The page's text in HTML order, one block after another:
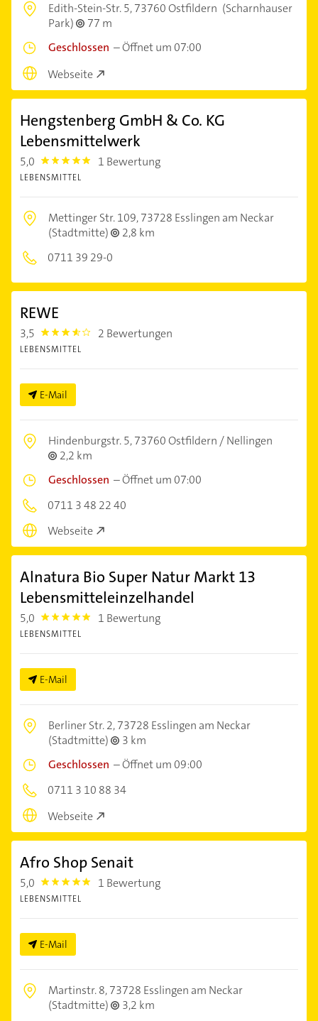
Edith-Stein-Str. 5,73760 Ostfildern (Scharnhauser
Park)
77 m
Geschlossen –Öffnet um 07:00
Webseite
Hengstenberg GmbH & Co. KG
Lebensmittelwerk
5,0 5.0 1 Bewertung
LEBENSMITTEL
Mettinger Str. 109,73728 Esslingen am Neckar
(Stadtmitte)
2,8 km
0711 39 29-0
REWE
3,5 3.5 2 Bewertungen
LEBENSMITTEL
E-Mail
Hindenburgstr. 5,73760 Ostfildern / Nellingen
2,2 km
Geschlossen –Öffnet um 07:00
0711 3 48 22 40
Webseite
Alnatura Bio Super Natur Markt 13
Lebensmitteleinzelhandel
5,0 5.0 1 Bewertung
LEBENSMITTEL
E-Mail
Berliner Str. 2,73728 Esslingen am Neckar
(Stadtmitte)
3 km
Geschlossen –Öffnet um 09:00
0711 3 10 88 34
Webseite
Afro Shop Senait
5,0 5.0 1 Bewertung
LEBENSMITTEL
E-Mail
Martinstr. 8,73728 Esslingen am Neckar
(Stadtmitte)
3,2 km